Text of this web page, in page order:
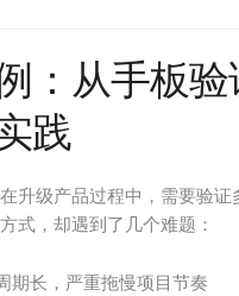
：从手板
践
升级产品过程中，需要验
式，却遇到了几个难题：
期长，严重拖慢项目节奏